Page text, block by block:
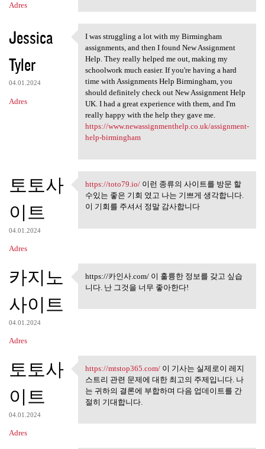
Adres
Jessica
Tyler
04.01.2024
Adres
I was struggling a lot with
I was struggling a lot with my Birmingham
assignments, and then I found New Assignment
Help. They really helped me out, making my
schoolwork much easier. If you're having a hard
time with Assignments Help Birmingham, you
should definitely check out New Assignment Help
UK. I had a great experience with them, and I'm
really happy with the help they gave me.
https://www.newassignmenthelp.co.uk/assignment-
help-birmingham
토토사
이트
04.01.2024
Adres
https://toto79.io/ 이런 종류의
https://toto79.io/이런 종류의 사이트를 방문 할
수있는 좋은 기회 였고 나는 기쁘게 생각합니다.
이 기회를 주셔서 정말 감사합니다
카지노
사이트
04.01.2024
Adres
https://카인사.com/ 이 훌륭한 정보
https://카인사.com/ 이 훌륭한 정보를 갖고 싶습
니다. 난 그것을 너무 좋아한다!
토토사
이트
04.01.2024
Adres
https://mtstop365.com/ 이 기사는
https://mtstop365.com/이 기사는 실제로이 레지
스트리 관련 문제에 대한 최고의 주제입니다. 나
는 귀하의 결론에 부합하며 다음 업데이트를 간
절히 기대합니다.